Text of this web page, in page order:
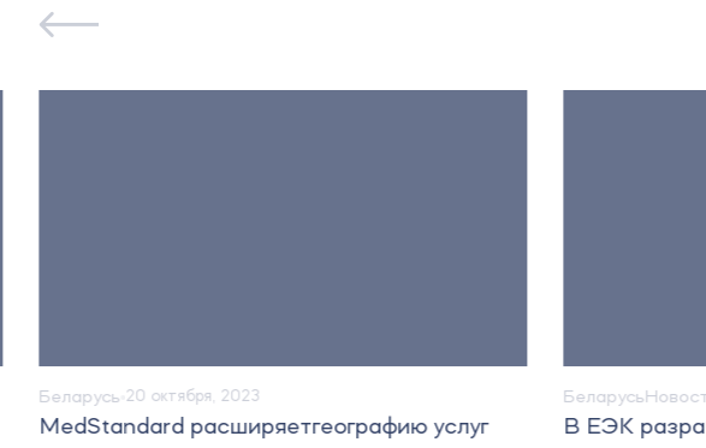
Беларусь 20 октября, 2023
MedStandard расширяетгеографию услуг
Беларусь
В ЕЭК